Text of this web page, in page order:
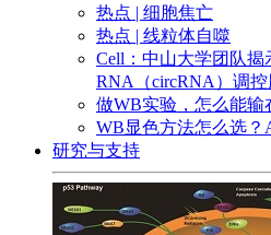
热点 | 细胞焦亡
热点 | 线粒体自噬
Cell：中山大学团队
RNA（circRNA）调
做WB实验，怎么能输
WB显色方法怎么选？
研究与支持